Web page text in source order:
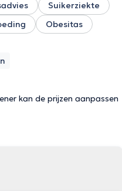
Suikerziekte
Obesitas
kan de prijzen aanpassen